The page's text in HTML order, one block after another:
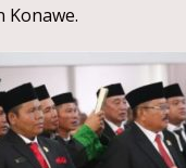
Konawe.